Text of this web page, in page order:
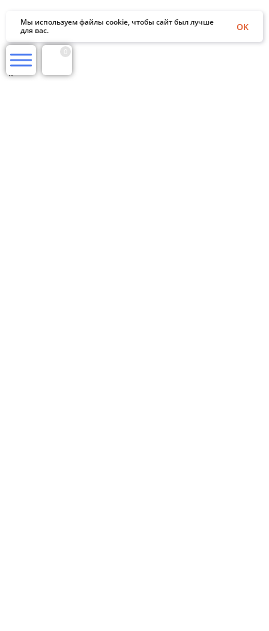
0
Мы используем файлы cookie, чтобы сайт был лучше
для вас.
OK
×